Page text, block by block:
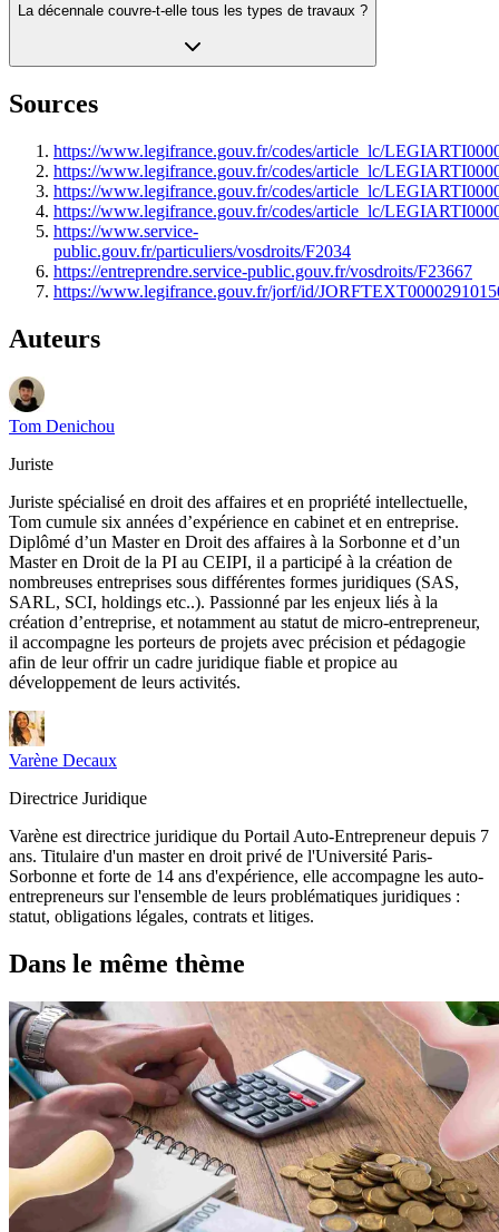
La décennale couvre-t-elle tous les types de travaux ?
Sources
https://www.legifrance.gouv.fr/codes/article_lc/
https://www.legifrance.gouv.fr/codes/article_lc/
https://www.legifrance.gouv.fr/codes/article_lc/
https://www.legifrance.gouv.fr/codes/article_lc/
https://www.service-
public.gouv.fr/particuliers/vosdroits/F2034
https://entreprendre.service-public.gouv.fr/vosdroits/F23667
https://www.legifrance.gouv.fr/jorf/id/
Auteurs
Tom Denichou
Juriste
Juriste spécialisé en droit des affaires et en propriété intellectuelle,
Tom cumule six années d’expérience en cabinet et en entreprise.
Diplômé d’un Master en Droit des affaires à la Sorbonne et d’un
Master en Droit de la PI au CEIPI, il a participé à la création de
nombreuses entreprises sous différentes formes juridiques (SAS,
SARL, SCI, holdings etc..). Passionné par les enjeux liés à la
création d’entreprise, et notamment au statut de micro-entrepreneur,
il accompagne les porteurs de projets avec précision et pédagogie
afin de leur offrir un cadre juridique fiable et propice au
développement de leurs activités.
Varène Decaux
Directrice Juridique
Varène est directrice juridique du Portail Auto-Entrepreneur depuis 7
ans. Titulaire d'un master en droit privé de l'Université Paris-
Sorbonne et forte de 14 ans d'expérience, elle accompagne les auto-
entrepreneurs sur l'ensemble de leurs problématiques juridiques :
statut, obligations légales, contrats et litiges.
Dans le même thème